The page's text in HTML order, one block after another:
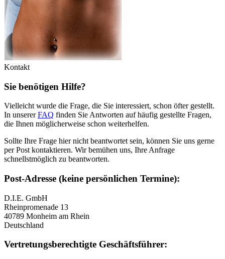
Kontakt
Sie benötigen Hilfe?
Vielleicht wurde die Frage, die Sie interessiert, schon öfter gestellt.
In unsererFAQ finden Sie Antworten auf häufig gestellte Fragen,
die Ihnen möglicherweise schon weiterhelfen.
Sollte Ihre Frage hier nicht beantwortet sein, können Sie uns gerne
per Post kontaktieren. Wir bemühen uns, Ihre Anfrage
schnellstmöglich zu beantworten.
Post-Adresse (keine persönlichen Termine):
D.I.E. GmbH
Rheinpromenade 13
40789 Monheim am Rhein
Deutschland
Vertretungsberechtigte Geschäftsführer: